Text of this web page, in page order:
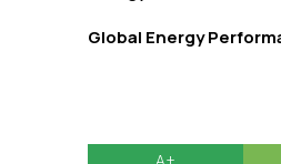
Global Energy